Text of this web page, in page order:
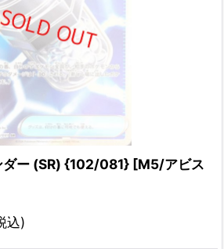
ダー (SR) {102/081} [M5/アビス
込)